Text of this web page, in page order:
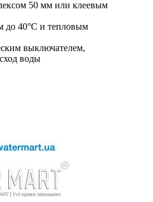
50 мм или клеевым
до 40°С и тепловым
выключателем,
воды